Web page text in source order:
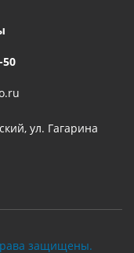
50
ул. Гагарина
защищены.